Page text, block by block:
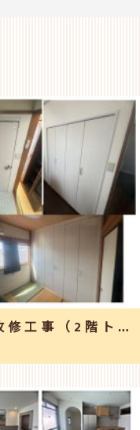
【大東市】戸建住宅改修工事（2階トイレ新設・和室クローゼット新設他）